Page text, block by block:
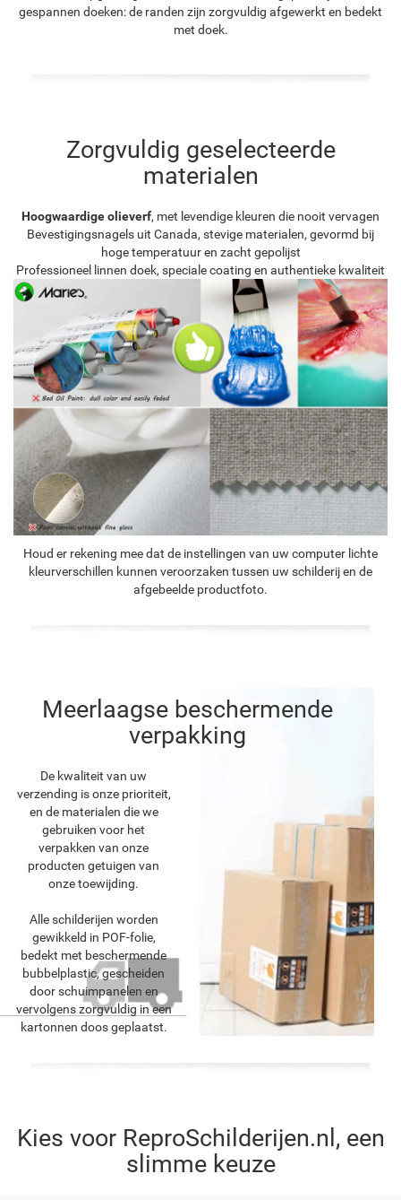
gespannen doeken: de randen zijn zorgvuldig afgewerkt en bedekt
met doek.
Zorgvuldig geselecteerde
materialen
Hoogwaardige olieverf, met levendige kleuren die nooit vervagen
Bevestigingsnagels uit Canada, stevige materialen, gevormd bij
hoge temperatuur en zacht gepolijst
Professioneel linnen doek, speciale coating en authentieke kwaliteit
Houd er rekening mee dat de instellingen van uw computer lichte
kleurverschillen kunnen veroorzaken tussen uw schilderij en de
afgebeelde productfoto.
Meerlaagse beschermende
verpakking
De kwaliteit van uw
verzending is onze prioriteit,
en de materialen die we
gebruiken voor het
verpakken van onze
producten getuigen van
onze toewijding.
Alle schilderijen worden
gewikkeld in POF-folie,
bedekt met beschermende
bubbelplastic, gescheiden
door schuimpanelen en
vervolgens zorgvuldig in een
kartonnen doos geplaatst.
Kies voor ReproSchilderijen.nl, een
slimme keuze